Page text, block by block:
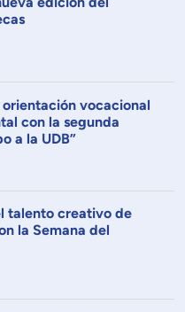
orientación vocacional
con la segunda
a la UDB”
talento creativo de
la Semana del